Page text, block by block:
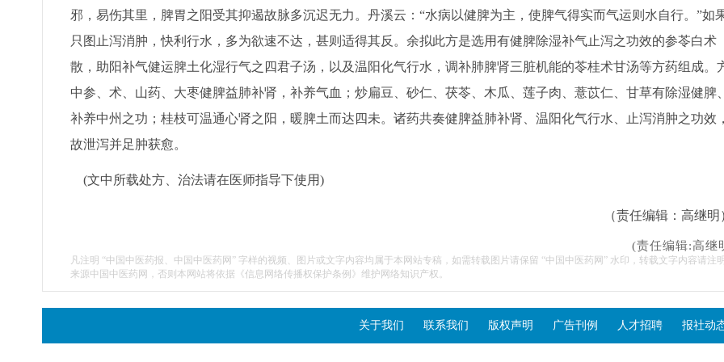
邪，易伤其里，脾胃之阳受其抑遏故脉多沉迟无力。丹溪云：“水病以健脾为主，使脾气得实而气运则水自行。”如
只图止泻消肿，快利行水，多为欲速不达，甚则适得其反。余拟此方是选用有健脾除湿补气止泻之功效的参苓白术
散，助阳补气健运脾土化湿行气之四君子汤，以及温阳化气行水，调补肺脾肾三脏机能的苓桂术甘汤等方药组成。
中参、术、山药、大枣健脾益肺补肾，补养气血；炒扁豆、砂仁、茯苓、木瓜、莲子肉、薏苡仁、甘草有除湿健脾、
补养中州之功；桂枝可温通心肾之阳，暖脾土而达四未。诸药共奏健脾益肺补肾、温阳化气行水、止泻消肿之功效，
故泄泻并足肿获愈。
(文中所载处方、治法请在医师指导下使用)
（责任编辑：高继明
(责任编辑:高继
凡注明 “中国中医药报、中国中医药网” 字样的视频、图片或文字内容均属于本网站专稿，如需转载图片请保留 “中国中医药网” 水印，转载文字内容请注明
来源中国中医药网，否则本网站将依据《信息网络传播权保护条例》维护网络知识产权。
关于我们 联系我们 版权声明 广告刊例 人才招聘 报社动